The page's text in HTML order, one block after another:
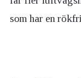
som har en